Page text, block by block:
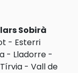
Sobirà
- Esterri
- Lladorre -
Tírvia - Vall de